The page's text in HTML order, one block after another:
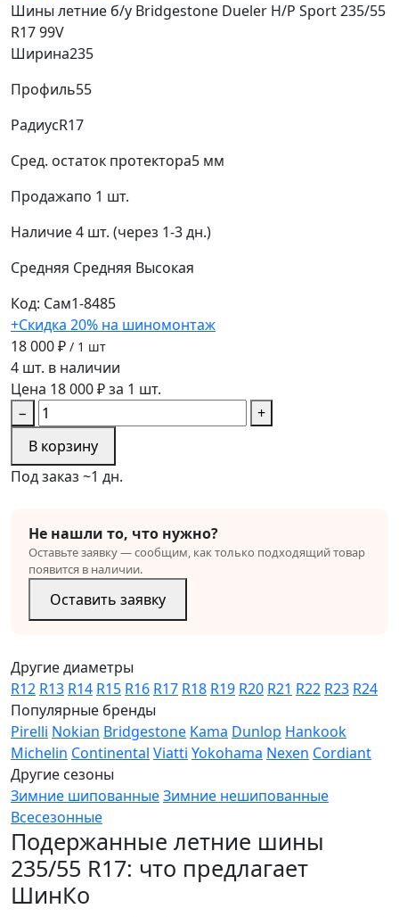
Шины летние б/у Bridgestone Dueler H/P Sport 235/55
R17 99V
Ширина235
Профиль55
РадиусR17
Сред. остаток протектора5 мм
Продажапо 1 шт.
Наличие4 шт. (через 1-3 дн.)
Средняя Средняя Высокая
Код: Сам1-8485
+Скидка 20% на шиномонтаж
18 000 ₽ / 1 шт
4 шт. в наличии
Цена 18 000 ₽ за 1 шт.
−
+
В корзину
Под заказ ~1 дн.
Не нашли то, что нужно?
Оставьте заявку — сообщим, как только подходящий товар
появится в наличии.
Оставить заявку
Другие диаметры
R12 R13 R14 R15 R16 R17 R18 R19 R20 R21 R22 R23 R24
Популярные бренды
Pirelli Nokian Bridgestone Kama Dunlop Hankook
Michelin Continental Viatti Yokohama Nexen Cordiant
Другие сезоны
Зимние шипованныеЗимние нешипованные
Всесезонные
Подержанные летние шины
235/55 R17: что предлагает
ШинКо